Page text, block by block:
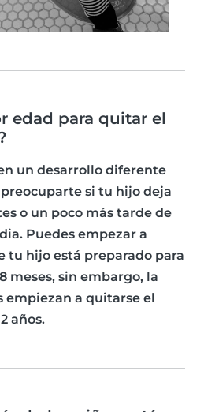
edad para quitar el
un desarrollo diferente
si tu hijo deja
o un poco más tarde de
Puedes empezar a
tu hijo está preparado para
meses, sin embargo, la
empiezan a quitarse el
años.